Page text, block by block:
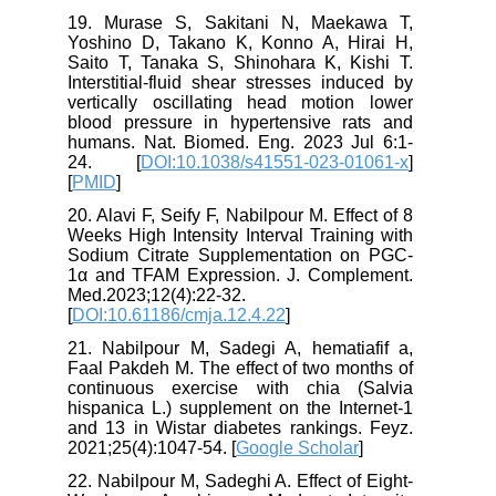
19. Murase S, Sakitani N, Maekawa T,
Yoshino D, Takano K, Konno A, Hirai H,
Saito T, Tanaka S, Shinohara K, Kishi T.
Interstitial-fluid shear stresses induced by
vertically oscillating head motion lower
blood pressure in hypertensive rats and
humans. Nat. Biomed. Eng. 2023 Jul 6:1-
24. [DOI:10.1038/s41551-023-01061-x
[PMID
20. Alavi F, Seify F, Nabilpour M. Effect of 8
Weeks High Intensity Interval Training with
Sodium Citrate Supplementation on PGC-
1α and TFAM Expression. J. Complement.
Med.2023;12(4):22-32.
[DOI:10.61186/cmja.12.4.22
21. Nabilpour M, Sadegi A, hematiafif a,
Faal Pakdeh M. The effect of two months of
continuous exercise with chia (Salvia
hispanica L.) supplement on the Internet-1
and 13 in Wistar diabetes rankings. Feyz.
2021;25(4):1047-54. [Google Scholar
22. Nabilpour M, Sadeghi A. Effect of Eight-